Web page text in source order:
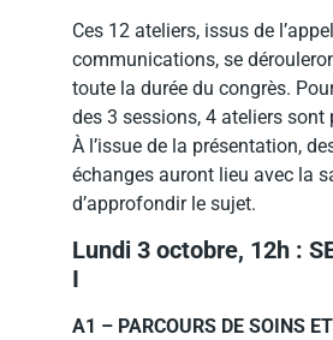
Ces 12 ateliers, issus de
communications, se
toute la durée du congrès.
des 3 sessions, 4 ateliers sont
À l’issue de la présentation,
échanges auront lieu avec la
d’approfondir le sujet.
Lundi 3 octobre, 12h :
I
A1 – PARCOURS DE SOINS ET